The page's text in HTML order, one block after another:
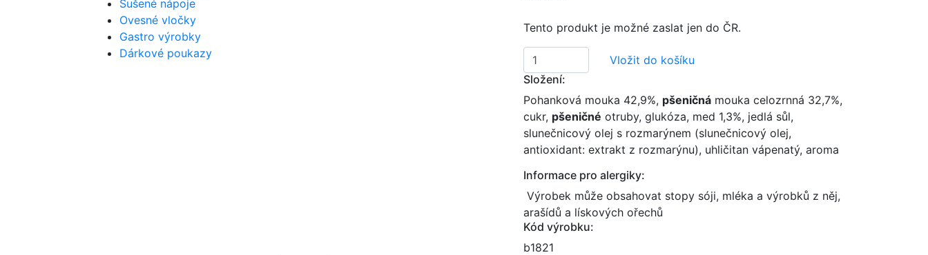
Sušené nápoje
Ovesné vločky
Gastro výrobky
Dárkové poukazy
Tento produkt je možné zaslat jen do ČR.
Vložit do košíku
Složení:
Pohanková mouka 42,9%, pšeničná mouka celozrnná 32,7%,
cukr, pšeničné otruby, glukóza, med 1,3%, jedlá sůl,
slunečnicový olej s rozmarýnem (slunečnicový olej,
antioxidant: extrakt z rozmarýnu), uhličitan vápenatý, aroma
Informace pro alergiky:
Výrobek může obsahovat stopy sóji, mléka a výrobků z něj,
arašídů a lískových ořechů
Kód výrobku:
b1821